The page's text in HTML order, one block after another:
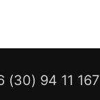
(30) 94 11 167